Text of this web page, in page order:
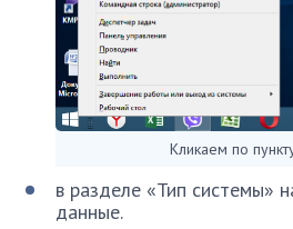
Кликаем по
в разделе «Тип системы»
данные.